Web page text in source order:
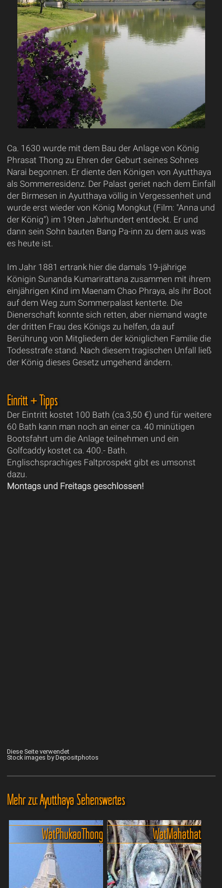
Ca. 1630 wurde mit dem Bau der Anlage von König
Phrasat Thong zu Ehren der Geburt seines Sohnes
Narai begonnen. Er diente den Königen von Ayutthaya
als Sommerresidenz. Der Palast geriet nach dem Einfall
der Birmesen in Ayutthaya völlig in Vergessenheit und
wurde erst wieder von König Mongkut (Film: "Anna und
der König") im 19ten Jahrhundert entdeckt. Er und
dann sein Sohn bauten Bang Pa-inn zu dem aus was
es heute ist.
Im Jahr 1881 ertrank hier die damals 19-jährige
Königin Sunanda Kumarirattana zusammen mit ihrem
einjährigen Kind im Maenam Chao Phraya, als ihr Boot
auf dem Weg zum Sommerpalast kenterte. Die
Dienerschaft konnte sich retten, aber niemand wagte
der dritten Frau des Königs zu helfen, da auf
Berührung von Mitgliedern der königlichen Familie die
Todesstrafe stand. Nach diesem tragischen Unfall ließ
der König dieses Gesetz umgehend ändern.
Einritt + Tipps
Der Eintritt kostet 100 Bath (ca.3,50 €) und für weitere
60 Bath kann man noch an einer ca. 40 minütigen
Bootsfahrt um die Anlage teilnehmen und ein
Golfcaddy kostet ca. 400.- Bath.
Englischsprachiges Faltprospekt gibt es umsonst
dazu.
Montags und Freitags geschlossen!
Diese Seite verwendet
Stock images by Depositphotos
Mehr zu: Ayutthaya Sehenswertes
Wat Phukao Thong Wat Mahathat